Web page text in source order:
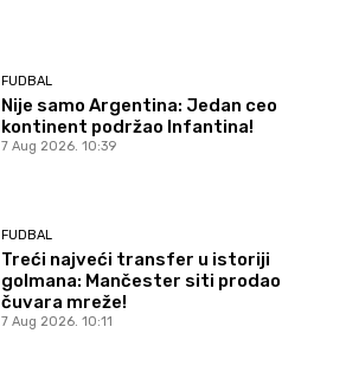
FUDBAL
Nije samo Argentina: Jedan ceo
kontinent podržao Infantina!
7 Aug 2026. 10:39
FUDBAL
Treći najveći transfer u istoriji
golmana: Mančester siti prodao
čuvara mreže!
7 Aug 2026. 10:11